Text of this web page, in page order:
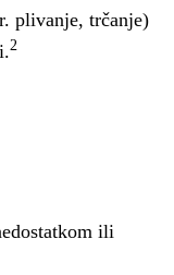
plivanje, trčanje)
2
ili